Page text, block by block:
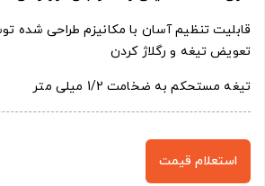
قابلیت تنظیم آسان با مکانیزم طراحی شده
تعویض تیغه‌ و رگلاژ کردن
تیغه مستحکم به ضخامت 1/2 میلی متر
استعلام قیمت